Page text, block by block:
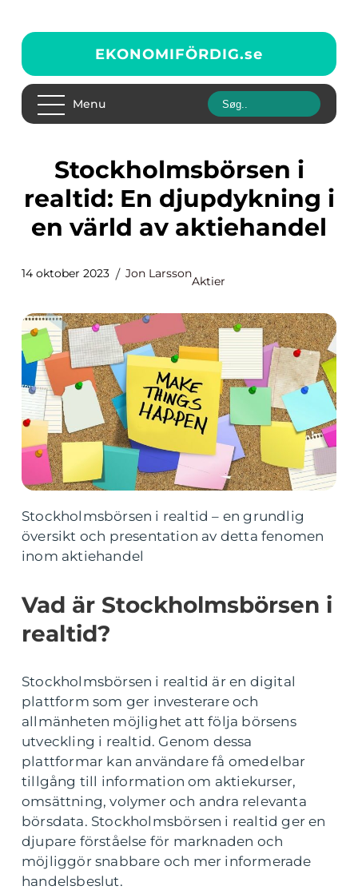
EKONOMIFÖRDIG.se
Menu
Stockholmsbörsen i
realtid: En djupdykning i
en värld av aktiehandel
14 oktober 2023 Jon Larsson
Aktier
Stockholmsbörsen i realtid – en grundlig
översikt och presentation av detta fenomen
inom aktiehandel
Vad är Stockholmsbörsen i
realtid?
Stockholmsbörsen i realtid är en digital
plattform som ger investerare och
allmänheten möjlighet att följa börsens
utveckling i realtid. Genom dessa
plattformar kan användare få omedelbar
tillgång till information om aktiekurser,
omsättning, volymer och andra relevanta
börsdata. Stockholmsbörsen i realtid ger en
djupare förståelse för marknaden och
möjliggör snabbare och mer informerade
handelsbeslut.